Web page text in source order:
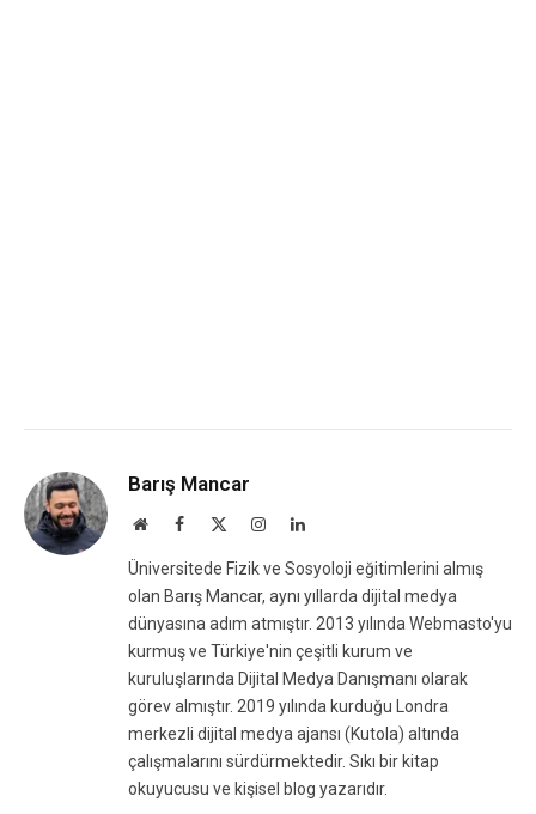
Barış Mancar
WebsiteFacebook InstagramLinkedIn
Üniversitede Fizik ve Sosyoloji eğitimlerini almış
olan Barış Mancar, aynı yıllarda dijital medya
dünyasına adım atmıştır. 2013 yılında Webmasto'yu
kurmuş ve Türkiye'nin çeşitli kurum ve
kuruluşlarında Dijital Medya Danışmanı olarak
görev almıştır. 2019 yılında kurduğu Londra
merkezli dijital medya ajansı (Kutola) altında
çalışmalarını sürdürmektedir. Sıkı bir kitap
okuyucusu ve kişisel blog yazarıdır.